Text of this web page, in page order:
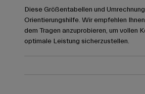
Diese Größentabellen und
Orientierungshilfe. Wir empfehlen
dem Tragen anzuprobieren, um vollen
optimale Leistung sicherzustellen.